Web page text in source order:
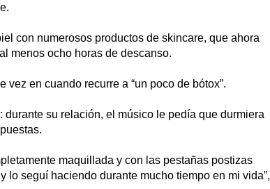
con numerosos productos de skincare, que ahora
menos ocho horas de descanso.
vez en cuando recurre a “un poco de bótox”.
su relación, el músico le pedía que durmiera
maquillada y con las pestañas postizas
lo seguí haciendo durante mucho tiempo en mi vida”,